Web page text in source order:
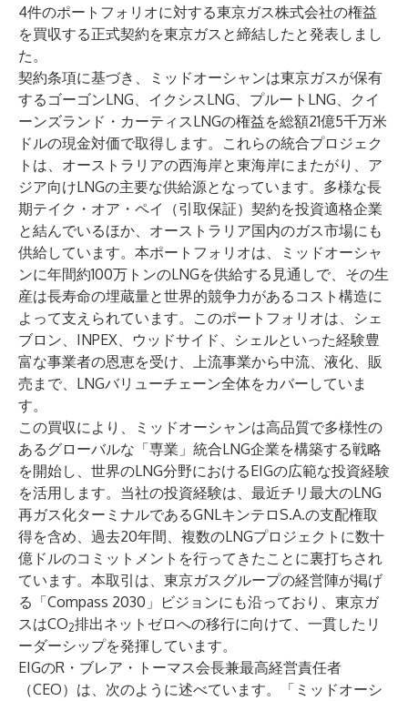
4件のポートフォリオに対する東京ガス株式会社の権益
を買収する正式契約を東京ガスと締結したと発表しまし
た。
契約条項に基づき、ミッドオーシャンは東京ガスが保有
するゴーゴンLNG、イクシスLNG、プルートLNG、クイ
ーンズランド・カーティスLNGの権益を総額21億5千万米
ドルの現金対価で取得します。これらの統合プロジェク
トは、オーストラリアの西海岸と東海岸にまたがり、ア
ジア向けLNGの主要な供給源となっています。多様な長
期テイク・オア・ペイ（引取保証）契約を投資適格企業
と結んでいるほか、オーストラリア国内のガス市場にも
供給しています。本ポートフォリオは、ミッドオーシャ
ンに年間約100万トンのLNGを供給する見通しで、その生
産は長寿命の埋蔵量と世界的競争力があるコスト構造に
よって支えられています。このポートフォリオは、シェ
ブロン、INPEX、ウッドサイド、シェルといった経験豊
富な事業者の恩恵を受け、上流事業から中流、液化、販
売まで、LNGバリューチェーン全体をカバーしていま
す。
この買収により、ミッドオーシャンは高品質で多様性の
あるグローバルな「専業」統合LNG企業を構築する戦略
を開始し、世界のLNG分野におけるEIGの広範な投資経験
を活用します。当社の投資経験は、最近チリ最大のLNG
再ガス化ターミナルであるGNLキンテロS.A.の支配権取
得を含め、過去20年間、複数のLNGプロジェクトに数十
億ドルのコミットメントを行ってきたことに裏打ちされ
ています。本取引は、東京ガスグループの経営陣が掲げ
る「Compass 2030」ビジョンにも沿っており、東京ガ
スはCO2排出ネットゼロへの移行に向けて、一貫したリ
ーダーシップを発揮しています。
EIGのR・ブレア・トーマス会長兼最高経営責任者
（CEO）は、次のように述べています。「ミッドオーシ